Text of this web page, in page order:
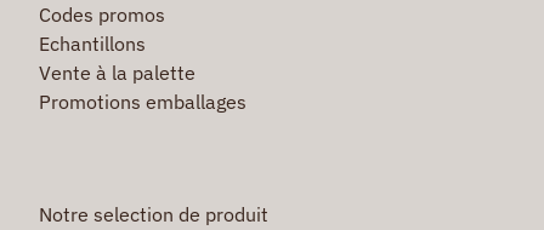
Codes promos
Echantillons
Vente à la palette
Promotions emballages
Notre selection de produit